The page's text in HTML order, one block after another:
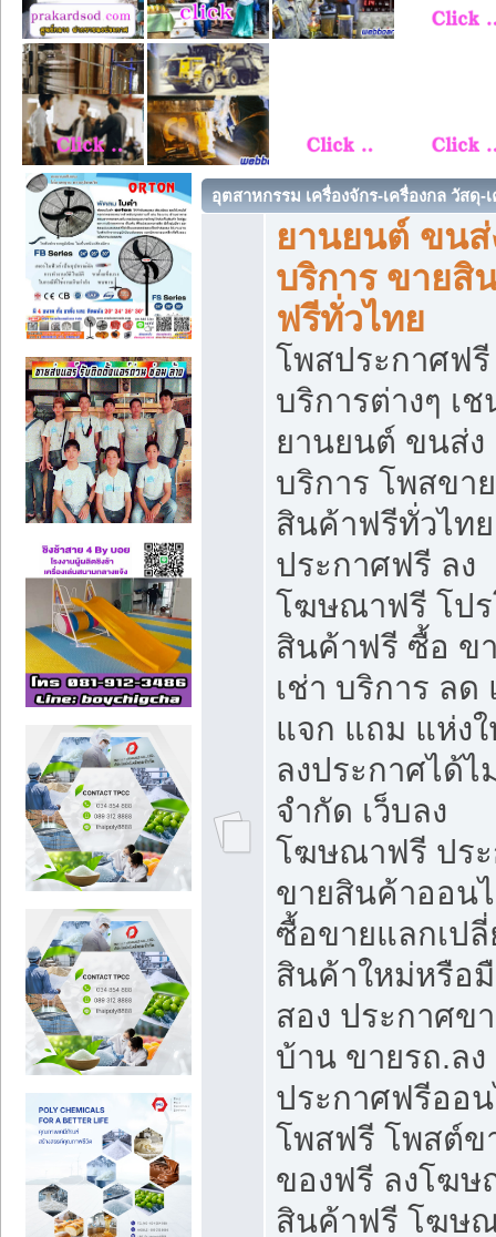
อุตสาหกรรม เครื่องจักร-เครื่องกล วัสดุ
ยานยนต์ ขนส่
บริการ ขายสิ
ฟรีทั่วไทย
โพสประกาศฟรี
บริการต่างๆ เช
ยานยนต์ ขนส่ง
บริการ โพสขาย
สินค้าฟรีทั่วไท
ประกาศฟรี ลง
โฆษณาฟรี โป
สินค้าฟรี ซื้อ ข
เช่า บริการ ลด
แจก แถม แห่ง
ลงประกาศได้ไ
จำกัด เว็บลง
โฆษณาฟรี ปร
ขายสินค้าออน
ซื้อขายแลกเป
สินค้าใหม่หรือ
สอง ประกาศข
บ้าน ขายรถ.ลง
ประกาศฟรีออ
โพสฟรี โพสต์ข
ของฟรี ลงโฆษ
สินค้าฟรี โฆษ